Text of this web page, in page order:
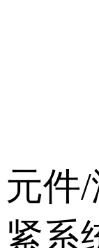
【
元件
紧系